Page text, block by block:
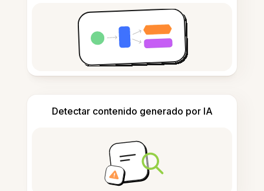
Detectar contenido generado por IA